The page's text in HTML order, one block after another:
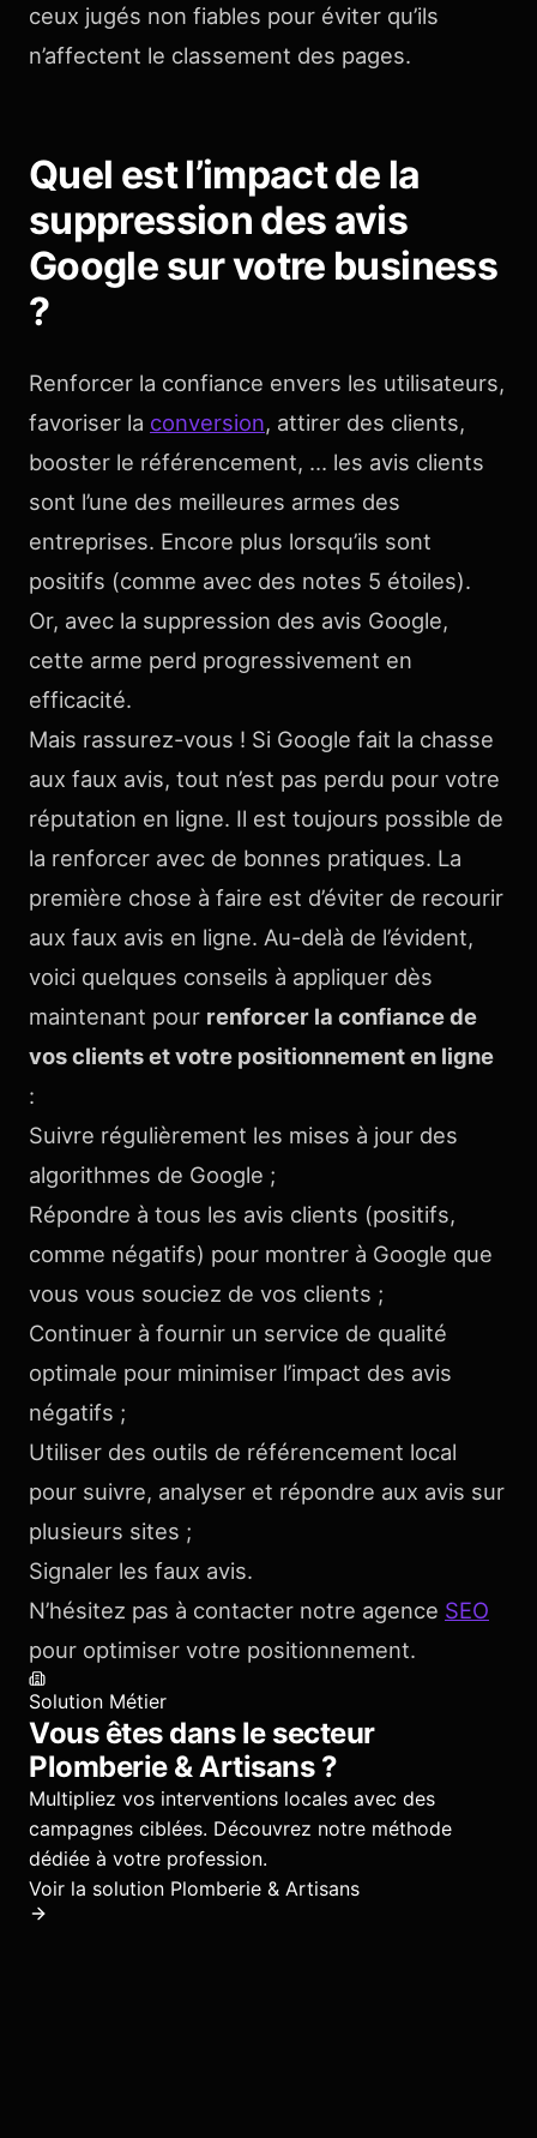
ceux jugés non fiables pour éviter qu’ils
n’affectent le classement des pages.
Quel est l’impact de la
suppression des avis
Google sur votre business
?
Renforcer la confiance envers les utilisateurs,
favoriser la conversion, attirer des clients,
booster le référencement, … les avis clients
sont l’une des meilleures armes des
entreprises. Encore plus lorsqu’ils sont
positifs (comme avec des notes 5 étoiles).
Or, avec la suppression des avis Google,
cette arme perd progressivement en
efficacité.
Mais rassurez-vous ! Si Google fait la chasse
aux faux avis, tout n’est pas perdu pour votre
réputation en ligne. Il est toujours possible de
la renforcer avec de bonnes pratiques. La
première chose à faire est d’éviter de recourir
aux faux avis en ligne. Au-delà de l’évident,
voici quelques conseils à appliquer dès
maintenant pour renforcer la confiance de
vos clients et votre positionnement en ligne
:
Suivre régulièrement les mises à jour des
algorithmes de Google ;
Répondre à tous les avis clients (positifs,
comme négatifs) pour montrer à Google que
vous vous souciez de vos clients ;
Continuer à fournir un service de qualité
optimale pour minimiser l’impact des avis
négatifs ;
Utiliser des outils de référencement local
pour suivre, analyser et répondre aux avis sur
plusieurs sites ;
Signaler les faux avis.
N’hésitez pas à contacter notre agence SEO
pour optimiser votre positionnement.
Solution Métier
Vous êtes dans le secteur
Plomberie & Artisans?
Multipliez vos interventions locales avec des
campagnes ciblées. Découvrez notre méthode
dédiée à votre profession.
Voir la solution Plomberie & Artisans